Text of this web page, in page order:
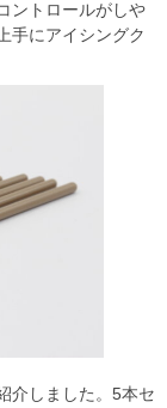
ントロールがしや
手にアイシングク
介しました。5本セ